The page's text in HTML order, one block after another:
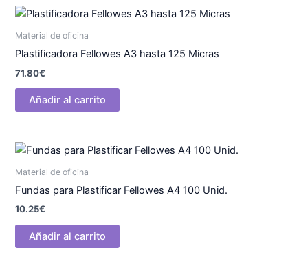
Material de oficina
Plastificadora Fellowes A3 hasta 125 Micras
71.80€
Añadir al carrito
Material de oficina
Fundas para Plastificar Fellowes A4 100 Unid.
10.25€
Añadir al carrito